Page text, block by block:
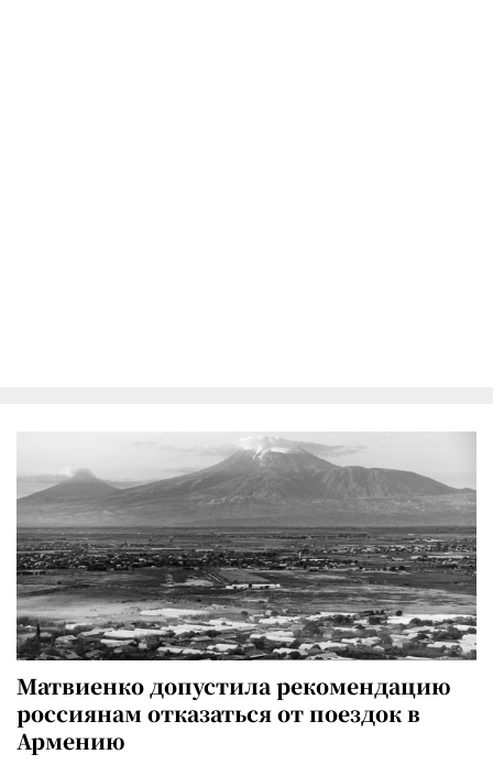
Матвиенко допустила рекомендацию
россиянам отказаться от поездок в
Армению